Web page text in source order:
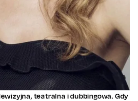
teatralna i dubbingowa. Gdy